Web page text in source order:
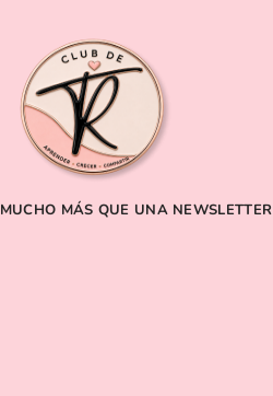
MUCHO MÁS QUE UNA NEWSLETTER